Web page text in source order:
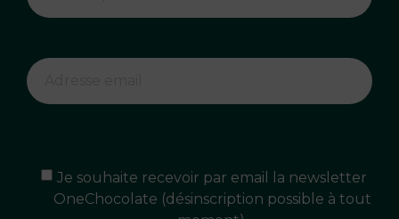
Je souhaite recevoir par email la newsletter
OneChocolate (désinscription possible à tout